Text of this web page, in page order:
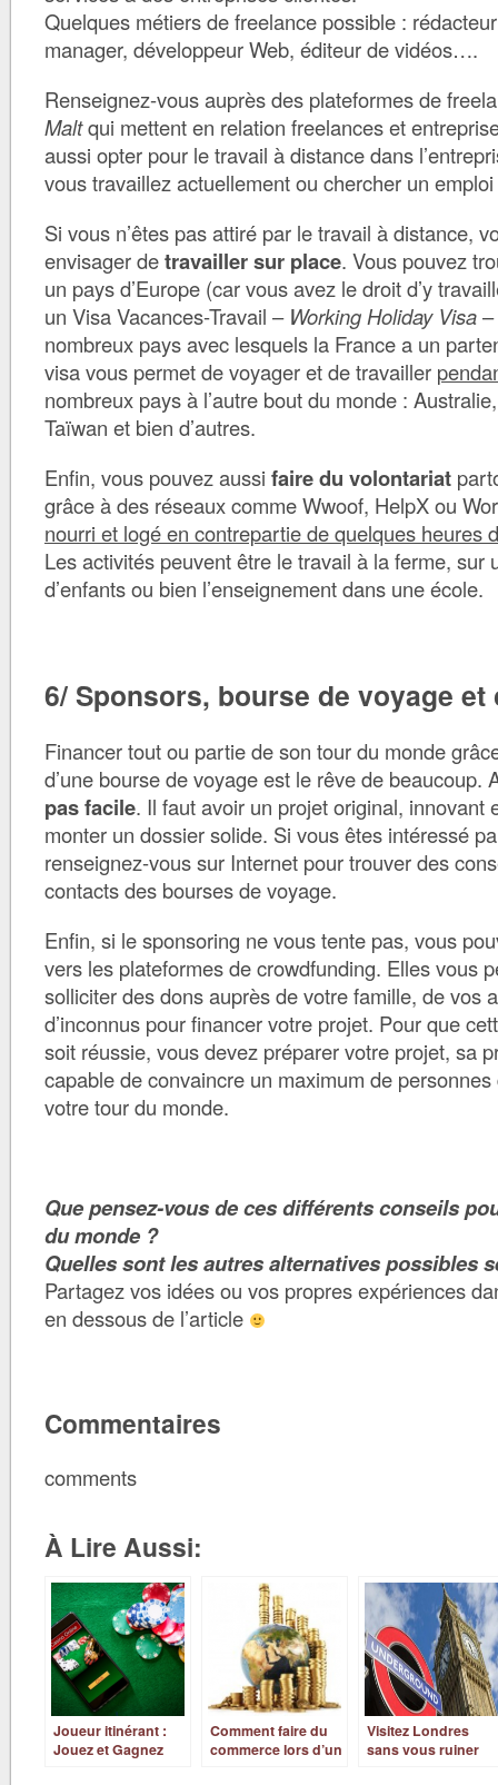
Quelques métiers de freelance possible :
manager, développeur Web, éditeur de vidéos….
Renseignez-vous auprès des plateformes de
Maltqui mettent en relation freelances et
aussi opter pour le travail à distance dans
vous travaillez actuellement ou chercher un
Si vous n’êtes pas attiré par le travail à distance,
envisager detravailler sur place. Vous pouvez
un pays d’Europe (car vous avez le droit d’y
un Visa Vacances-Travail – Working Holiday Visa
nombreux pays avec lesquels la France a un
visa vous permet de voyager et de travailler
nombreux pays à l’autre bout du monde :
Taïwan et bien d’autres.
Enfin, vous pouvez aussi faire du volontariat
grâce à des réseaux comme Wwoof, HelpX ou
nourri et logé en contrepartie de quelques heures
Les activités peuvent être le travail à la ferme, sur
d’enfants ou bien l’enseignement dans une école.
6/ Sponsors, bourse de voyage
Financer tout ou partie de son tour du monde
d’une bourse de voyage est le rêve de beaucoup.
pas facile. Il faut avoir un projet original, innovant
monter un dossier solide. Si vous êtes intéressé
renseignez-vous sur Internet pour trouver des
contacts des bourses de voyage.
Enfin, si le sponsoring ne vous tente pas, vous
vers les plateformes de crowdfunding. Elles vous
solliciter des dons auprès de votre famille, de vos
d’inconnus pour financer votre projet. Pour que
soit réussie, vous devez préparer votre projet, sa
capable de convaincre un maximum de
votre tour du monde.
Que pensez-vous de ces différents conseils
du monde ?
Quelles sont les autres alternatives possibles
Partagez vos idées ou vos propres expériences
en dessous de l’article
Commentaires
comments
À Lire Aussi:
Joueur itinérant :
Jouez et Gagnez
Comment faire du
commerce lors d’un
Visitez Londres
sans vous ruiner